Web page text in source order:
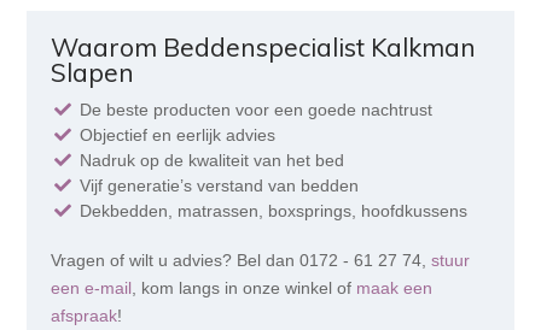
Waarom Beddenspecialist Kalkman
Slapen
De beste producten voor een goede nachtrust
Objectief en eerlijk advies
Nadruk op de kwaliteit van het bed
Vijf generatie’s verstand van bedden
Dekbedden, matrassen, boxsprings, hoofdkussens
Vragen of wilt u advies? Bel dan 0172 - 61 27 74,stuur
een e-mail , kom langs in onze winkel of maak een
afspraak!